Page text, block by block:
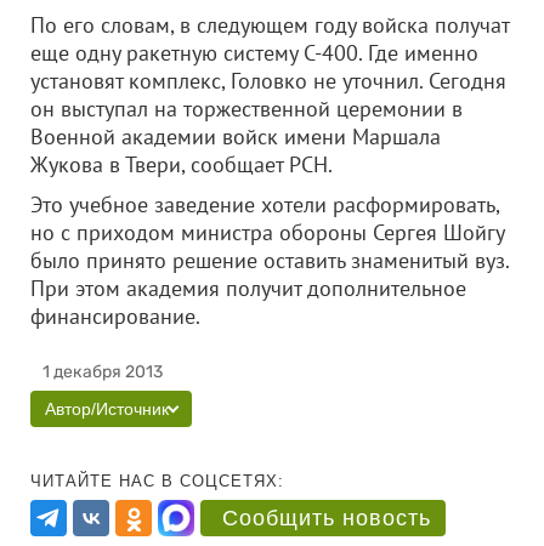
По его словам, в следующем году войска получат
еще одну ракетную систему С-400. Где именно
установят комплекс, Головко не уточнил. Сегодня
он выступал на торжественной церемонии в
Военной академии войск имени Маршала
Жукова в Твери, сообщает РСН.
Это учебное заведение хотели расформировать,
но с приходом министра обороны Сергея Шойгу
было принято решение оставить знаменитый вуз.
При этом академия получит дополнительное
финансирование.
1 декабря 2013
Автор/Источник
ЧИТАЙТЕ НАС В СОЦСЕТЯХ:
Сообщить новость